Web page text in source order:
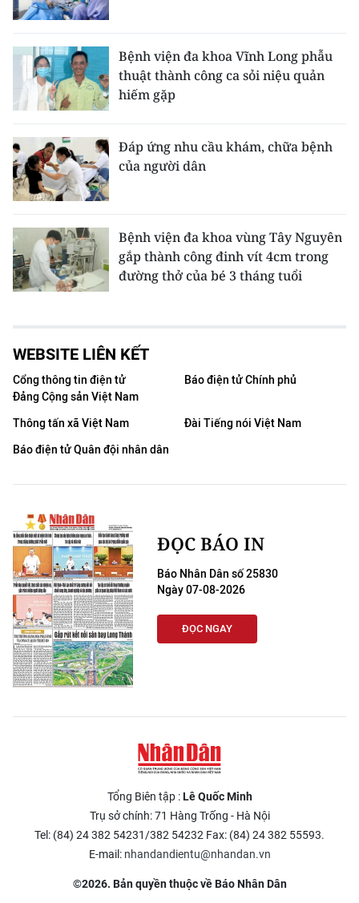
Bệnh viện đa khoa Vĩnh Long phẫu
thuật thành công ca sỏi niệu quản
hiếm gặp
Đáp ứng nhu cầu khám, chữa bệnh
của người dân
Bệnh viện đa khoa vùng Tây Nguyên
gắp thành công đinh vít 4cm trong
đường thở của bé 3 tháng tuổi
WEBSITE LIÊN KẾT
Cổng thông tin điện tử
Đảng Cộng sản Việt Nam
Báo điện tử Chính phủ
Thông tấn xã Việt Nam
Đài Tiếng nói Việt Nam
Báo điện tử Quân đội nhân dân
ĐỌC BÁO IN
Báo Nhân Dân số 25830
Ngày 07-08-2026
ĐỌC NGAY
Tổng Biên tập :Lê Quốc Minh
Trụ sở chính: 71 Hàng Trống - Hà Nội
Tel: (84) 24 382 54231/382 54232 Fax: (84) 24 382 55593.
E-mail: nhandandientu@nhandan.vn
©2026. Bản quyền thuộc về Báo Nhân Dân